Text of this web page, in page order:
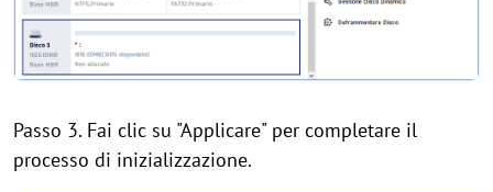
Passo 3. Fai clic su "Applicare" per completare il
processo di inizializzazione.